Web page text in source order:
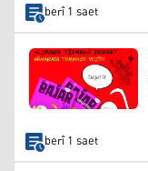
berî 1 saet
berî 1 saet